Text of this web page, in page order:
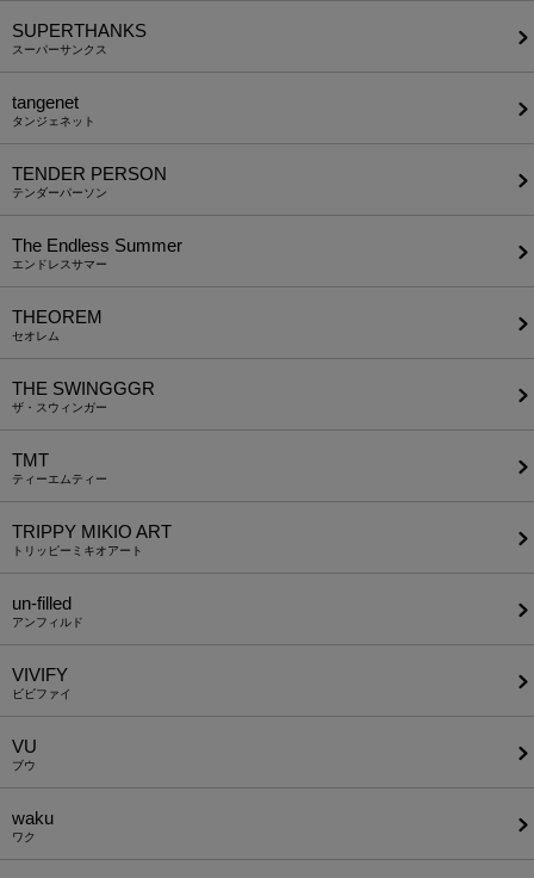
SUPERTHANKS
スーパーサンクス
tangenet
タンジェネット
TENDER PERSON
テンダーパーソン
The Endless Summer
エンドレスサマー
THEOREM
セオレム
THE SWINGGGR
ザ・スウィンガー
TMT
ティーエムティー
TRIPPY MIKIO ART
トリッピーミキオアート
un-filled
アンフィルド
VIVIFY
ビビファイ
VU
ブウ
waku
ワク